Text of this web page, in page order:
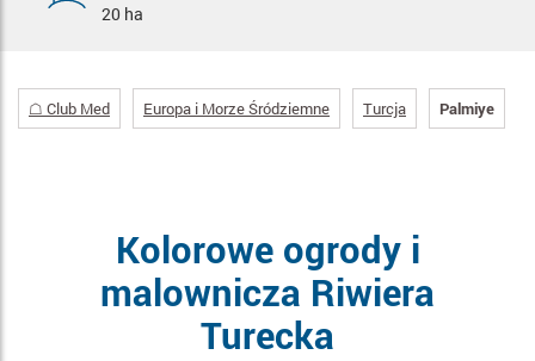
20 ha
☖ Club Med Europa i Morze Śródziemne Turcja Palmiye
Kolorowe ogrody i
malownicza Riwiera
Turecka